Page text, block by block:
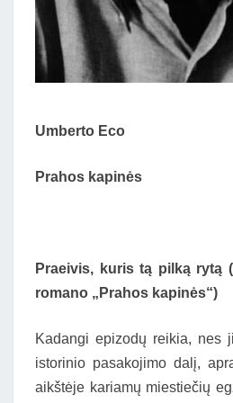
Umberto Eco
Prahos kapinės
Praeivis, kuris tą pilką rytą
romano „Prahos kapinės“)
Kadangi epizodų reikia, nes
istorinio pasakojimo dalį,
aikštėje kariamų miestiečių